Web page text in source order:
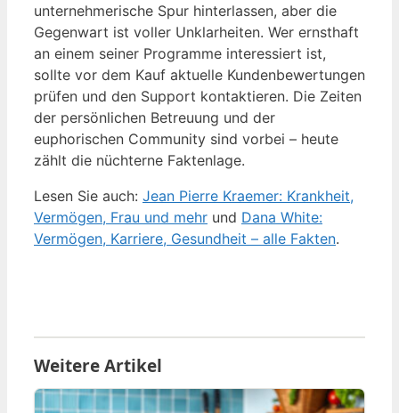
unternehmerische Spur hinterlassen, aber die
Gegenwart ist voller Unklarheiten. Wer ernsthaft
an einem seiner Programme interessiert ist,
sollte vor dem Kauf aktuelle Kundenbewertungen
prüfen und den Support kontaktieren. Die Zeiten
der persönlichen Betreuung und der
euphorischen Community sind vorbei – heute
zählt die nüchterne Faktenlage.
Lesen Sie auch: Jean Pierre Kraemer: Krankheit,
Vermögen, Frau und mehr und Dana White:
Vermögen, Karriere, Gesundheit – alle Fakten.
Weitere Artikel